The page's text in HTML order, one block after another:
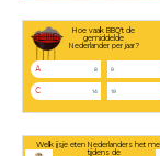
Hoe vaak BBQ't de
gemiddelde
Nederlander per jaar?
A 8 9
C 14 19
Welk ijsje eten Nederlanders het
tijdens de